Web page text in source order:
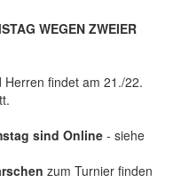
WEGEN ZWEIER
Herren findet am 21./22.
sind Online - siehe
zum Turnier finden